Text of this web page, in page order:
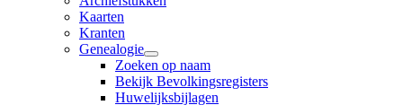
Kaarten
Kranten
Genealogie
Zoeken op naam
Bekijk Bevolkingsregisters
Huwelijksbijlagen